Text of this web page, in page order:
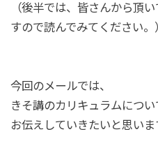
（後半では、皆さんから頂
すので読んでみてください。
今回のメールでは、
きそ講のカリキュラムについ
お伝えしていきたいと思いま